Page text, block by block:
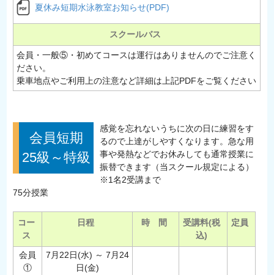
夏休み短期水泳教室お知らせ(PDF)
スクールバス
会員・一般⑤・初めてコースは運行はありませんのでご注意く
ださい。
乗車地点やご利用上の注意など詳細は上記PDFをご覧ください
会員短期
25級～特級
感覚を忘れないうちに次の日に練習をす
るので上達がしやすくなります。急な用
事や発熱などでお休みしても通常授業に
振替できます（当スクール規定による）
※1名2受講まで
75分授業
コー
ス
日程 時 間
受講料(税
込)
定員
会員
①
7月22日(水) ～ 7月24
日(金)